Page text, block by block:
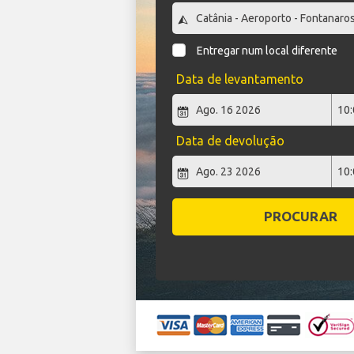
Entregar num local diferente
Data de levantamento
Data de devolução
PROCURAR